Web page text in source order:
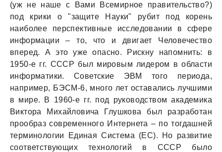
(уж не наше с Вами Всемирное правительство?)
под крики о "защите Науки" рубит под корень
наиболее перспективные исследовании в сфере
информации – то, что и двигает Человечество
вперед. А это уже опасно. Рискну напомнить: в
1950-е гг. СССР был мировым лидером в области
информатики. Советские ЭВМ того периода,
например, БЭСМ-6, много лет оставались лучшими
в мире. В 1960-е гг. под руководством академика
Виктора Михайловича Глушкова был разработан
прообраз современного Интернета – по тогдашней
терминологии Единая Система (ЕС). Но развитие
соответствующих технологий в СССР было